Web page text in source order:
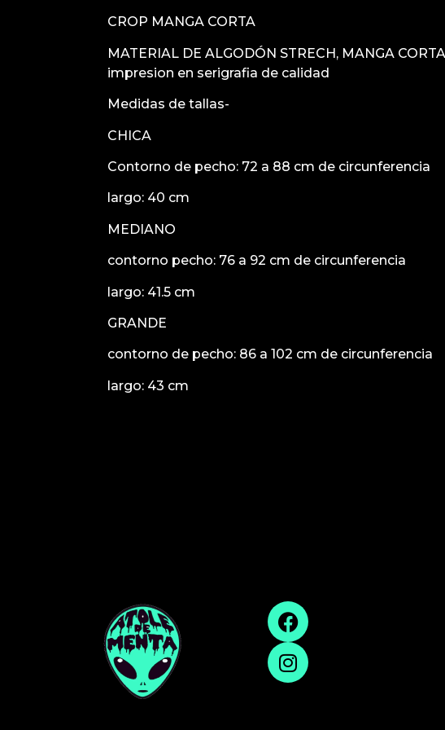
CROP MANGA CORTA
MATERIAL DE ALGODÓN STRECH, MANGA CORTA
impresion en serigrafia de calidad
Medidas de tallas-
CHICA
Contorno de pecho: 72 a 88 cm de circunferencia
largo: 40 cm
MEDIANO
contorno pecho: 76 a 92 cm de circunferencia
largo: 41.5 cm
GRANDE
contorno de pecho: 86 a 102 cm de circunferencia
largo: 43 cm